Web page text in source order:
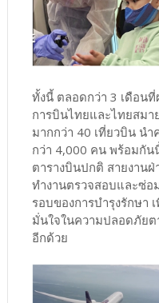
ทั้งนี้ ตลอดกว่า 3 เดือนที่
การบินไทยและไทยสมา
มากกว่า 40 เที่ยวบิน น
กว่า 4,000 คน พร้อมกั
ตารางบินปกติ สายงาน
ทำงานตรวจสอบและซ่อ
รอบของการบำรุงรักษา
มั่นใจในความปลอดภัยต
อีกด้วย